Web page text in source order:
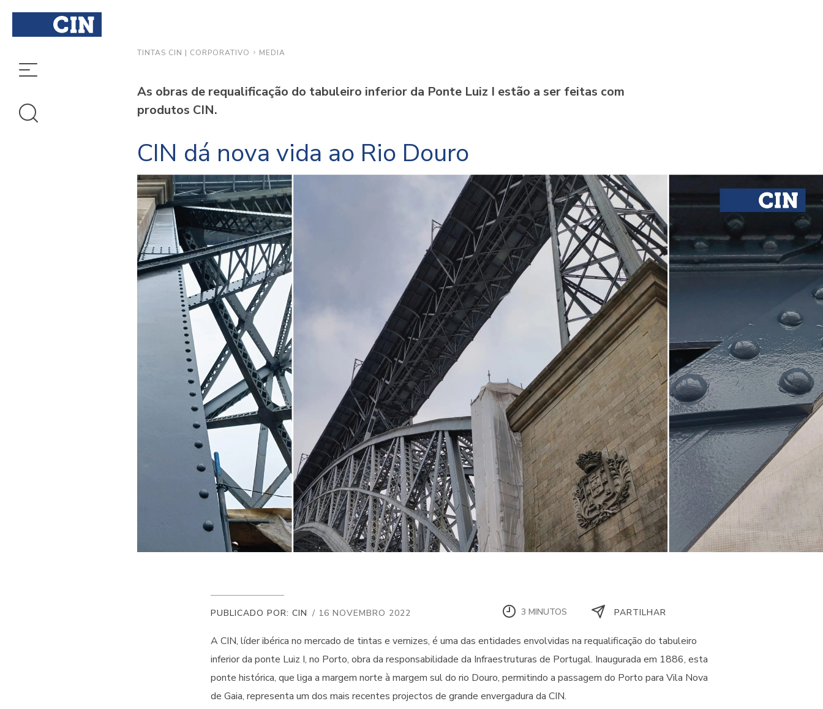
TINTAS CIN | CORPORATIVO MEDIA
As obras de requalificação do tabuleiro inferior da Ponte Luiz I estão a ser feitas com
produtos CIN.
CIN dá nova vida ao Rio Douro
PUBLICADO POR: CIN / 16 NOVEMBRO 2022 3 MINUTOS PARTILHAR
A CIN, líder ibérica no mercado de tintas e vernizes, é uma das entidades envolvidas na requalificação do tabuleiro
inferior da ponte Luiz I, no Porto, obra da responsabilidade da Infraestruturas de Portugal. Inaugurada em 1886, esta
ponte histórica, que liga a margem norte à margem sul do rio Douro, permitindo a passagem do Porto para Vila Nova
de Gaia, representa um dos mais recentes projectos de grande envergadura da CIN.